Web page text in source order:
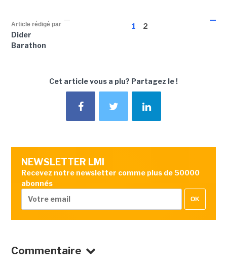
1 2
Article rédigé par
Dider
Barathon
Cet article vous a plu? Partagez le !
NEWSLETTER LMI
Recevez notre newsletter comme plus de 50000
abonnés
OK
Commentaire